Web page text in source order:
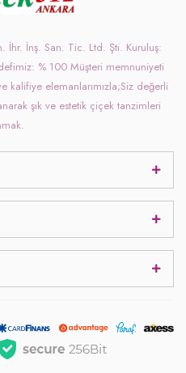
İhr. İnş. San. Tic. Ltd. Şti. Kuruluş:
% 100 Müşteri memnuniyeti
kalifiye elemanlarımızla;Siz değerli
şık ve estetik çiçek tanzimleri